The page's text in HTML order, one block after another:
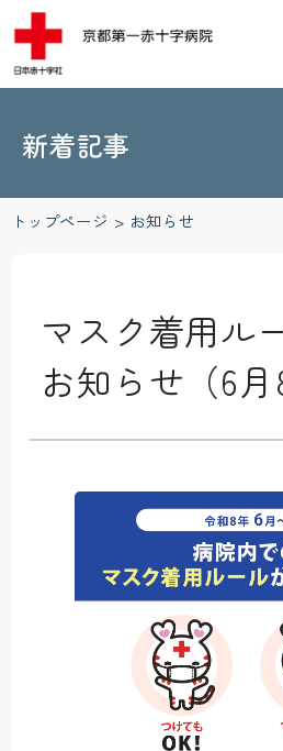
新着記事
トップページ > お知らせ
マスク着用ル
お知らせ（6月